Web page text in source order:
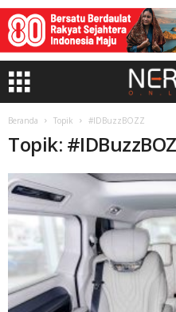
Beranda Topik #IDBuzzBOZZ
Topik: